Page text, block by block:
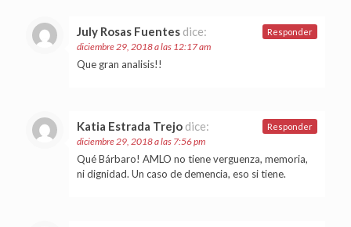
July Rosas Fuentes dice:
diciembre 29, 2018 a las 12:17 am
Que gran analisis!!
Responder
Katia Estrada Trejo dice:
diciembre 29, 2018 a las 7:56 pm
Qué Bárbaro! AMLO no tiene verguenza, memoria,
ni dignidad. Un caso de demencia, eso si tiene.
Responder